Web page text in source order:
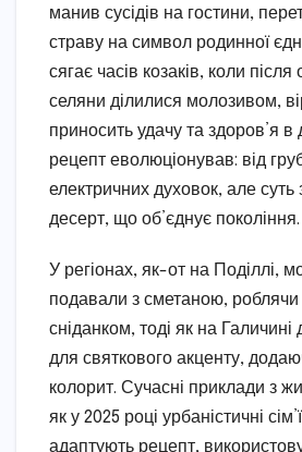
манив сусідів на гостини,
страву на символ родинної
сягає часів козаків, коли після
селяни ділилися молозивом,
приносить удачу та здоров’я в
рецепт еволюціонував: від
електричних духовок, але
десерт, що об’єднує покоління.
У регіонах, як-от на Поділлі,
подавали з сметаною, роблячи
сніданком, тоді як на
для святкового акценту,
колорит. Сучасні приклади з
як у 2025 році урбаністичні
адаптують рецепт,